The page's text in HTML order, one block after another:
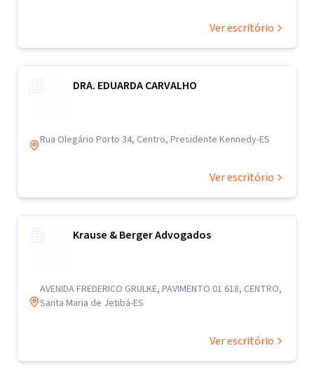
Ver escritório
DRA. EDUARDA CARVALHO
Rua Olegário Porto 34, Centro, Presidente Kennedy-ES
Ver escritório
Krause & Berger Advogados
AVENIDA FREDERICO GRULKE, PAVIMENTO 01 618, CENTRO,
Santa Maria de Jetibá-ES
Ver escritório